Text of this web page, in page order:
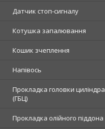
Датчик стоп-сигналу
Котушка запалювання
Кошик зчеплення
Напівось
Прокладка головки циліндра
(ГБЦ)
Прокладка олійного піддона